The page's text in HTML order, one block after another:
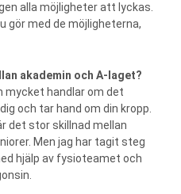
alla möjligheter att lyckas.
gör med de möjligheterna,
akademin och A-laget?
mycket handlar om det
och tar hand om din kropp.
det stor skillnad mellan
Men jag har tagit steg
hjälp av fysioteamet och